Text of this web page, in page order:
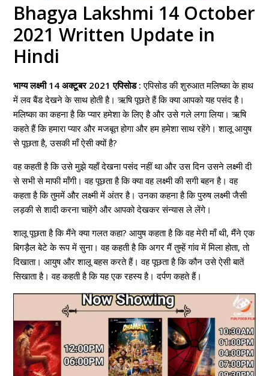
Bhagya Lakshmi 14 October
2021 Written Update in
Hindi
भाग्य लक्ष्मी 14 अक्टूबर 2021 एपिसोड : एपिसोड की शुरुआत मलिष्का के हाथ
में लव बैंड देखने के साथ होती है। ऋषि पूछते हैं कि क्या आपको यह पसंद है।
मलिष्का का कहना है कि प्यार हमेशा के लिए है और उसे गले लगा लिया। ऋषि
कहते हैं कि हमारा प्यार और मजबूत होगा और हम हमेशा साथ रहेंगे। शालू आयुष
से पूछता है, उसकी माँ ऐसी क्यों है?
वह कहती है कि उसे मुझे यहाँ देखना पसंद नहीं था और उस दिन उसने लक्ष्मी दी
से सभी से माफी माँगी। वह पूछता है कि क्या वह लक्ष्मी की सगी बहन है। वह
कहता है कि तुममें और लक्ष्मी में अंतर है। उनका कहना है कि पुरुष लक्ष्मी जैसी
लड़की से शादी करना चाहेंगे और आपको देखकर संन्यास ले लेंगे।
शालू पूछता है कि मैंने क्या गलत कहा? आयुष कहता है कि वह मेरी माँ थी, मैंने एक
बिगड़ैल बेटे के रूप में सुना। वह कहती है कि अगर मैं तुम्हें गांव में मिला होता, तो
दिखाता। आयुष और शालू बहस करते हैं। वह पूछता है कि कौन उसे ऐसी बातें
सिखाता है। वह कहती है कि यह एक रहस्य है। दर्पण कहते हैं।